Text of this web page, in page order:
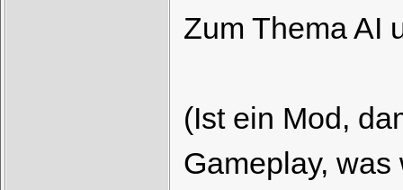
Zum Thema AI
(Ist ein Mod,
Gameplay,